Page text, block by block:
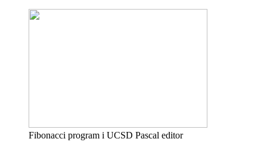
Fibonacci program i UCSD Pascal editor